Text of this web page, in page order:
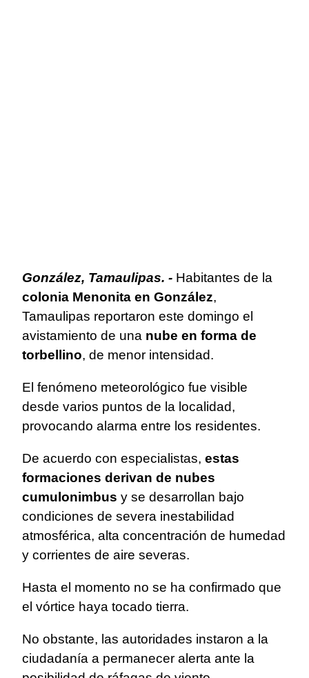
González, Tamaulipas. - Habitantes de la
colonia Menonita en González,
Tamaulipas reportaron este domingo el
avistamiento de una nube en forma de
torbellino, de menor intensidad.
El fenómeno meteorológico fue visible
desde varios puntos de la localidad,
provocando alarma entre los residentes.
De acuerdo con especialistas, estas
formaciones derivan de nubes
cumulonimbus y se desarrollan bajo
condiciones de severa inestabilidad
atmosférica, alta concentración de humedad
y corrientes de aire severas.
Hasta el momento no se ha confirmado que
el vórtice haya tocado tierra.
No obstante, las autoridades instaron a la
ciudadanía a permanecer alerta ante la